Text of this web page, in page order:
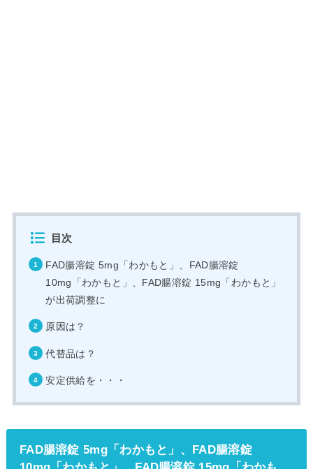
目次
FAD腸溶錠 5mg「わかもと」、FAD腸溶錠
10mg「わかもと」、FAD腸溶錠 15mg「わかもと」
が出荷調整に
原因は？
代替品は？
安定供給を・・・
FAD腸溶錠 5mg「わかもと」、FAD腸溶錠